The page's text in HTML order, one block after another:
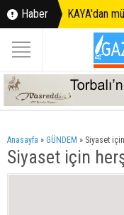
Haber KAYA'dan
Anasayfa » GÜNDEM » Siyaset
Siyaset için